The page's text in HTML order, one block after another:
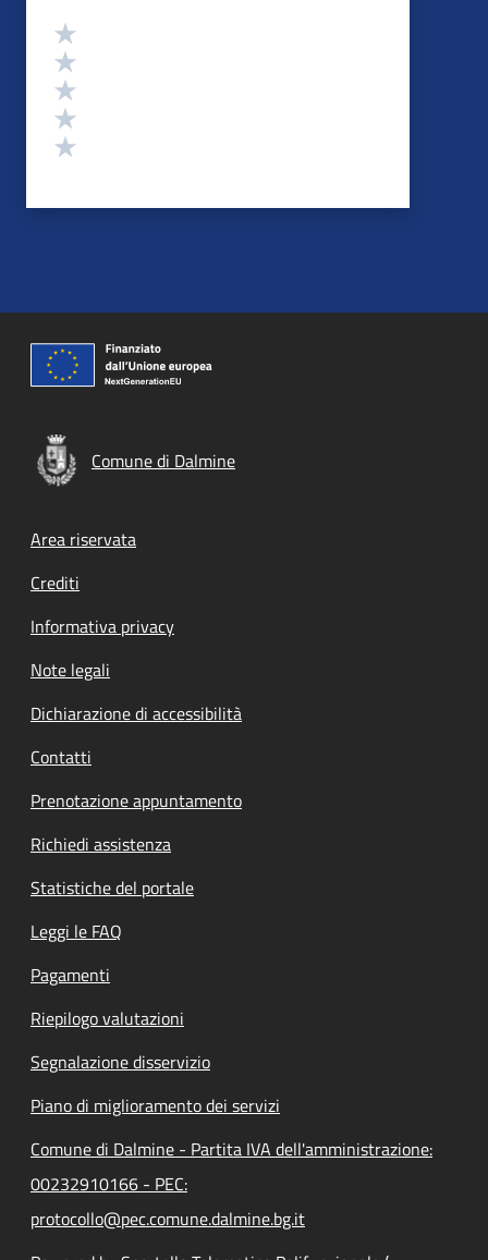
Valutazione
Comune di Dalmine
Footer menu
Area riservata
Crediti
Informativa privacy
Note legali
Dichiarazione di accessibilità
Contatti
Prenotazione appuntamento
Richiedi assistenza
Statistiche del portale
Leggi le FAQ
Pagamenti
Riepilogo valutazioni
Segnalazione disservizio
Piano di miglioramento dei servizi
Comune di Dalmine - Partita IVA dell'amministrazione:
00232910166 - PEC:
protocollo@pec.comune.dalmine.bg.it